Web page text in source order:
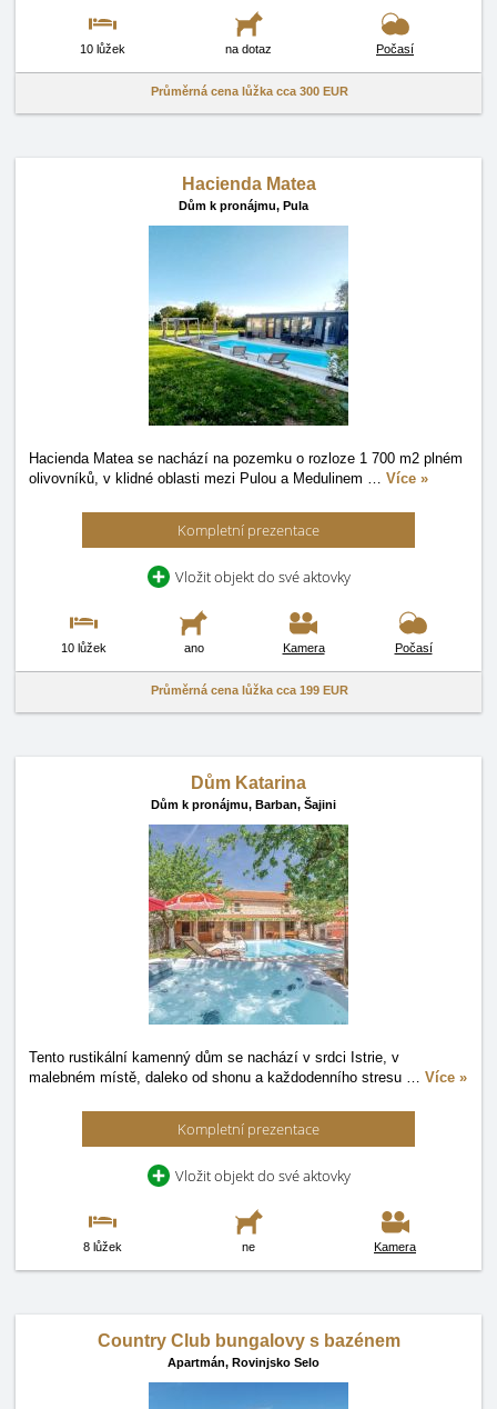
10 lůžek na dotaz Počasí
Průměrná cena lůžka cca 300 EUR
Hacienda Matea
Dům k pronájmu, Pula
Hacienda Matea se nachází na pozemku o rozloze 1 700 m2 plném
olivovníků, v klidné oblasti mezi Pulou a Medulinem … Více »
Kompletní prezentace
Vložit objekt do své aktovky
10 lůžek ano Kamera Počasí
Průměrná cena lůžka cca 199 EUR
Dům Katarina
Dům k pronájmu, Barban, Šajini
Tento rustikální kamenný dům se nachází v srdci Istrie, v
malebném místě, daleko od shonu a každodenního stresu … Více »
Kompletní prezentace
Vložit objekt do své aktovky
8 lůžek ne Kamera
Country Club bungalovy s bazénem
Apartmán, Rovinjsko Selo